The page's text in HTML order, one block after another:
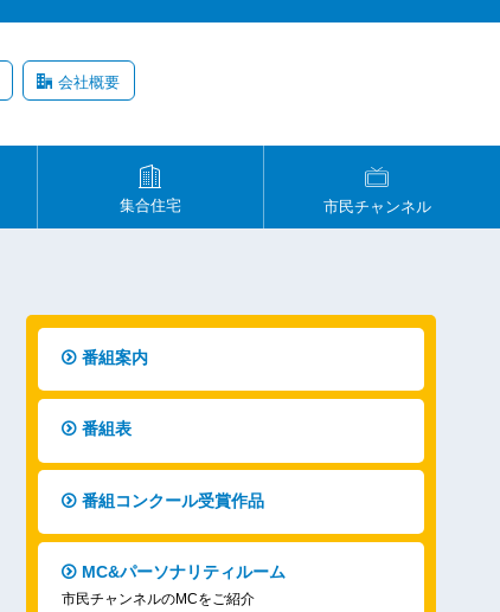
会社概要
集合住宅 市民チャンネル
番組案内
番組表
番組コンクール受賞作品
MC&パーソナリティルーム
市民チャンネルのMCをご紹介